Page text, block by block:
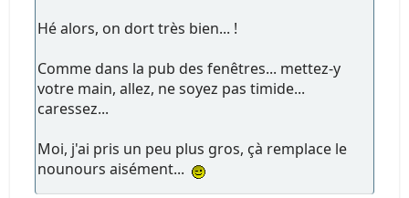
Hé alors, on dort très bien... !
Comme dans la pub des fenêtres... mettez-y
votre main, allez, ne soyez pas timide...
caressez...
Moi, j'ai pris un peu plus gros, çà remplace le
nounours aisément...